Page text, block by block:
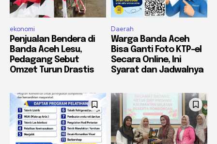
ekonomi
Penjualan Bendera di
Banda Aceh Lesu,
Pedagang Sebut
Omzet Turun Drastis
Daerah
Warga Banda Aceh
Bisa Ganti Foto KTP-el
Secara Online, Ini
Syarat dan Jadwalnya